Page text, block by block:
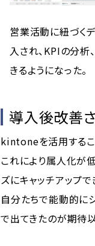
営業活動に紐づく
入され、KPIの分析
きるようになった。
導入後改善
kintoneを活用するこ
これにより属人化が
ズにキャッチアップで
自分たちで能動的に
で出てきたのが期待